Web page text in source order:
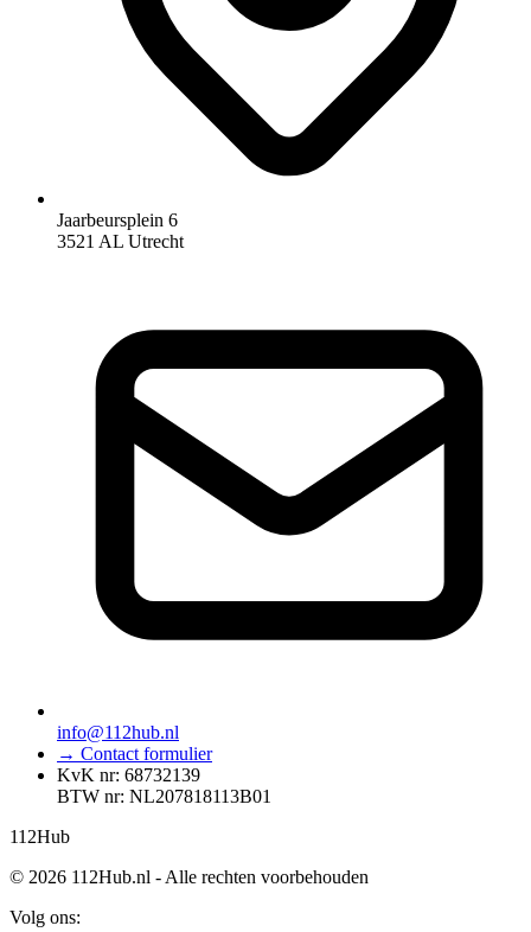
Jaarbeursplein 6
3521 AL Utrecht
info@112hub.nl
→ Contact formulier
KvK nr: 68732139
BTW nr: NL207818113B01
112Hub
© 2026 112Hub.nl - Alle rechten voorbehouden
Volg ons: